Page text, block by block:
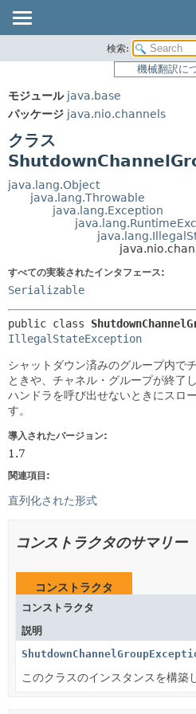
パッケージ
使用
プレビュー
索引
検索:
機械翻訳に
モジュール java.base
パッケージ java.nio.channels
クラス
java.lang.Object
java.lang.Throwable
java.lang.Exception
すべての実装されたインタフェース:
Serializable
public class
IllegalStateException
シャットダウン済みのグループ内で
ときや、チャネル・グループが終了
ハンドラを呼び出せないときにスロ
す。
導入されたバージョン:
1.7
関連項目:
直列化された形式
コンストラクタのサマリー
コンストラクタ
コンストラクタ
説明
このクラスのインスタンスを構築